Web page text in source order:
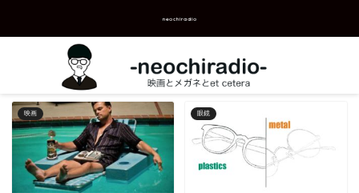
neochiradio
映画 眼鏡